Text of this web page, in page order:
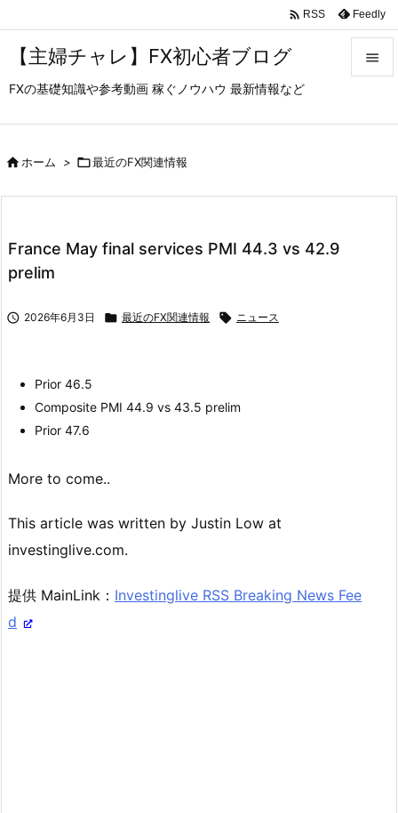
【主婦チャレ】FX初心者ブログ
FXの基礎知識や参考動画 稼ぐノウハウ 最新情報など

 RSS Feedly
ホーム > 最近のFX関連情報
France May final services PMI 44.3 vs 42.9
prelim
 2026年6月3日  最近のFX関連情報  ニュース
Prior 46.5
Composite PMI 44.9 vs 43.5 prelim
Prior 47.6
More to come..
This article was written by Justin Low at
investinglive.com.
提供 MainLink： Investinglive RSS Breaking News Fee
d